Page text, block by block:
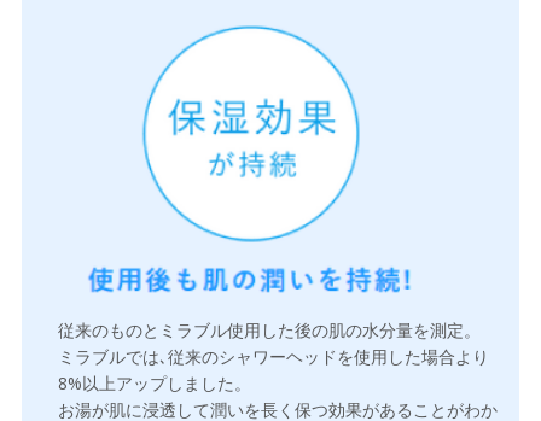
従来のものとミラブル使用した後の肌の水分量を測定。
ミラブルでは､従来のシャワーヘッドを使用した場合より
8%以上アップしました。
お湯が肌に浸透して潤いを長く保つ効果があることがわか